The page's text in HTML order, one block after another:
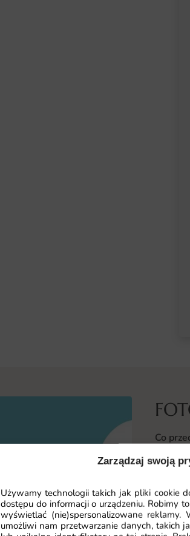
Zarządzaj swoją
Używamy technologii takich jak pliki cookie
dostępu do informacji o urządzeniu. Robimy
wyświetlać (nie)spersonalizowane
umożliwi nam przetwarzanie danych, takich
Co
Na
Detale,
żywa